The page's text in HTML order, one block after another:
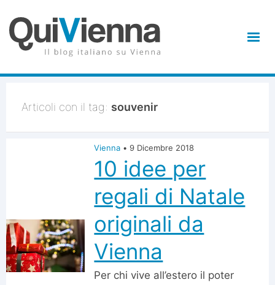
Articoli con il tag: souvenir
Vienna • 9 Dicembre 2018
10 idee per
regali di Natale
originali da
Vienna
Per chi vive all’estero il poter